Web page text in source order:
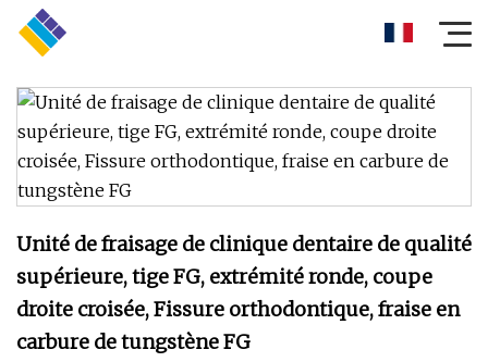
Unité de fraisage de clinique dentaire de qualité
supérieure, tige FG, extrémité ronde, coupe
droite croisée, Fissure orthodontique, fraise en
carbure de tungstène FG